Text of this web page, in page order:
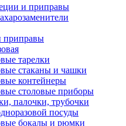
и приправы
приправы
тарелки
стаканы и чашки
контейнеры
столовые приборы
палочки, трубочки
посуды
бокалы и рюмки